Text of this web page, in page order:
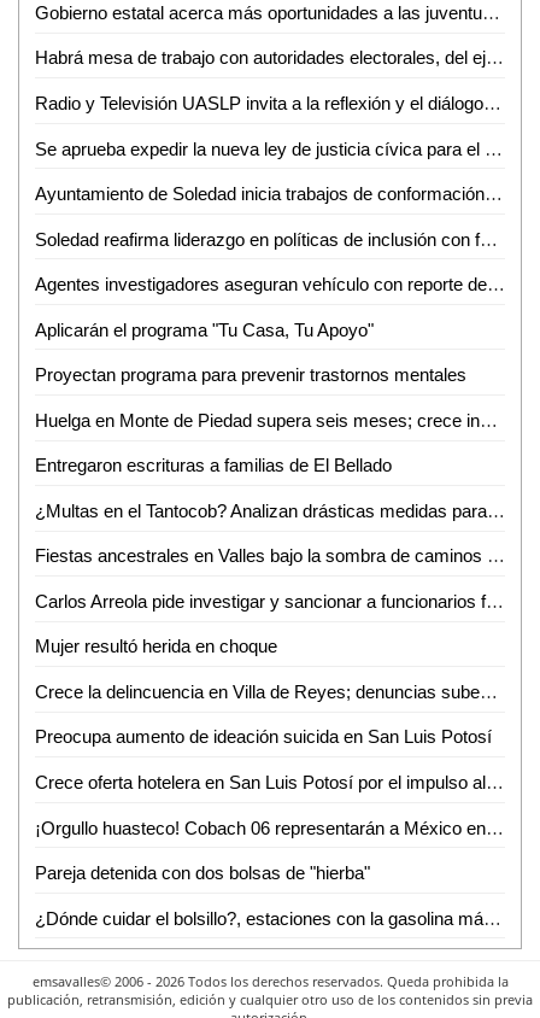
Gobierno estatal acerca más oportunidades a las juventudes de la región media
Habrá mesa de trabajo con autoridades electorales, del ejecutivo e instancias diversas sobre la reforma electoral en curso: Dip. Héctor Serrano Cortés
Radio y Televisión UASLP invita a la reflexión y el diálogo sobre la diversidad con la 6ª Jornada Radiofónica "Mes del Orgullo"
Se aprueba expedir la nueva ley de justicia cívica para el estado y municipios de San Luis Potosí
Ayuntamiento de Soledad inicia trabajos de conformación de segundo informe de gobierno
Soledad reafirma liderazgo en políticas de inclusión con feria nacional del empleo 2026
Agentes investigadores aseguran vehículo con reporte de robo en Tamazunchale
Aplicarán el programa "Tu Casa, Tu Apoyo"
Proyectan programa para prevenir trastornos mentales
Huelga en Monte de Piedad supera seis meses; crece incertidumbre por prendas empeñadas
Entregaron escrituras a familias de El Bellado
¿Multas en el Tantocob? Analizan drásticas medidas para cuidar áreas verdes
Fiestas ancestrales en Valles bajo la sombra de caminos destrozados
Carlos Arreola pide investigar y sancionar a funcionarios federales que incumplan con su labor
Mujer resultó herida en choque
Crece la delincuencia en Villa de Reyes; denuncias suben 33% en un año
Preocupa aumento de ideación suicida en San Luis Potosí
Crece oferta hotelera en San Luis Potosí por el impulso al turismo de Ricardo Gallardo
¡Orgullo huasteco! Cobach 06 representarán a México en Brasil
Pareja detenida con dos bolsas de "hierba"
¿Dónde cuidar el bolsillo?, estaciones con la gasolina más barata en SLP capital
emsavalles© 2006 - 2026 Todos los derechos reservados. Queda prohibida la
publicación, retransmisión, edición y cualquier otro uso de los contenidos sin previa